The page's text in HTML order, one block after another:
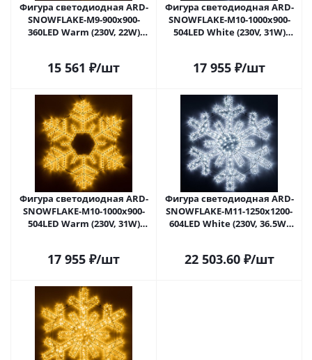
Фигура светодиодная ARD-
SNOWFLAKE-M9-900x900-
360LED Warm (230V, 22W)
15 561 ₽/шт
Фигура светодиодная ARD-
SNOWFLAKE-M10-1000x900-
504LED White (230V, 31W)
17 955 ₽/шт
Фигура светодиодная ARD-
SNOWFLAKE-M10-1000x900-
504LED Warm (230V, 31W)
17 955 ₽/шт
Фигура светодиодная ARD-
SNOWFLAKE-M11-1250x1200-
604LED White (230V, 36.5W)
22 503.60₽/шт